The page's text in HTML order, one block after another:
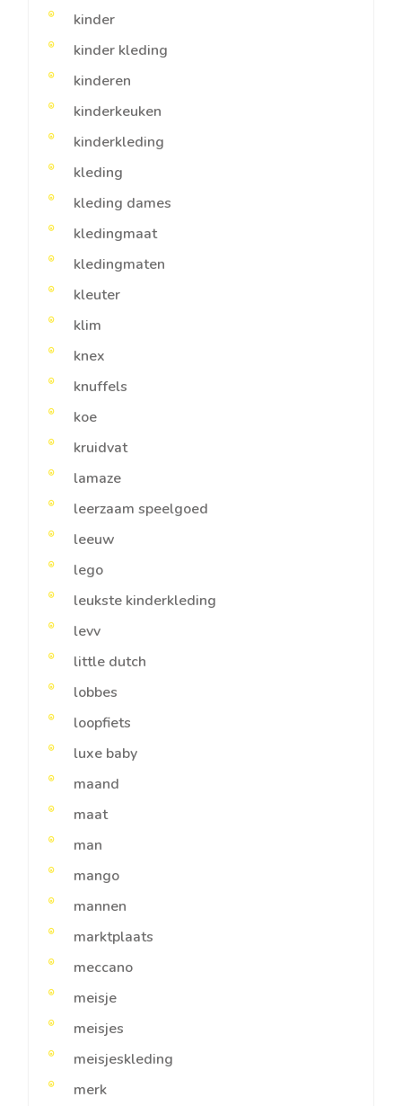
kinder
kinder kleding
kinderen
kinderkeuken
kinderkleding
kleding
kleding dames
kledingmaat
kledingmaten
kleuter
klim
knex
knuffels
koe
kruidvat
lamaze
leerzaam speelgoed
leeuw
lego
leukste kinderkleding
levv
little dutch
lobbes
loopfiets
luxe baby
maand
maat
man
mango
mannen
marktplaats
meccano
meisje
meisjes
meisjeskleding
merk